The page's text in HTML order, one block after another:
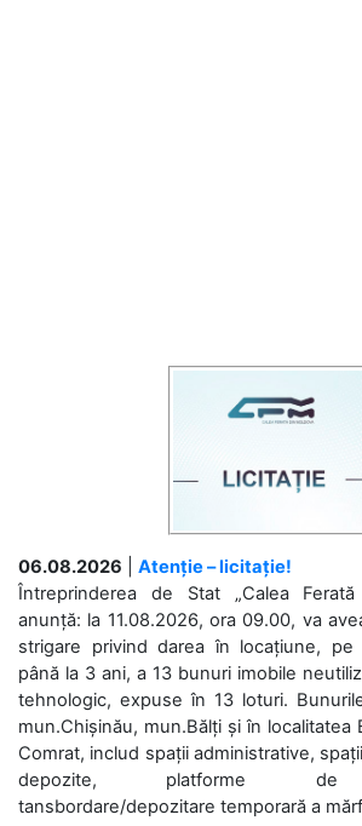
06.08.2026
Atenție – licitație!
Întreprinderea de Stat „Calea
anunță: la 11.08.2026, ora 09.00, va
strigare privind darea în locațiune,
până la 3 ani, a 13 bunuri imobile
tehnologic, expuse în 13 loturi.
mun.Chișinău, mun.Bălți și în localitatea
Comrat, includ spații administrative,
depozite, platforme de
tansbordare/depozitare temporară a